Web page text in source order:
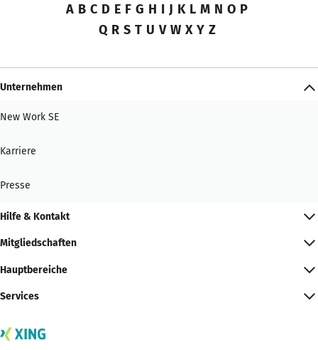
A B C D E F G H I J K L M N O P
Q R S T U V W X Y Z
Unternehmen
New Work SE
Karriere
Presse
Hilfe & Kontakt
Mitgliedschaften
Hauptbereiche
Services